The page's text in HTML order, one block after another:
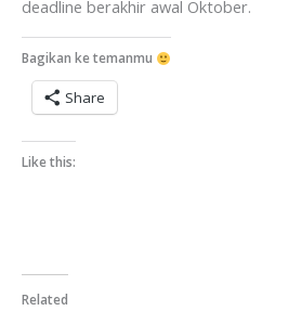
deadline berakhir awal Oktober.
Bagikan ke temanmu
Share
Like this:
Related